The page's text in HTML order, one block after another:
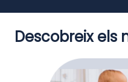
Descobreix els